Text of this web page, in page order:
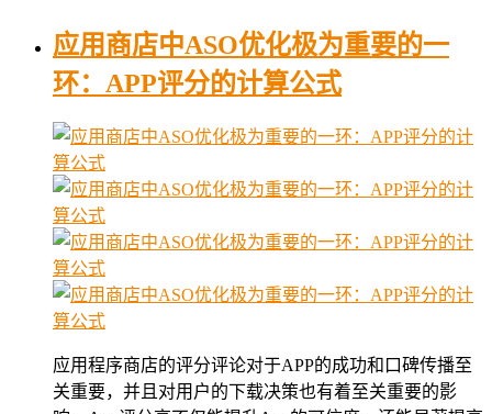
应用商店中ASO优化极为重要的一
环：APP评分的计算公式
应用程序商店的评分评论对于APP的成功和口碑传播至
关重要，并且对用户的下载决策也有着至关重要的影